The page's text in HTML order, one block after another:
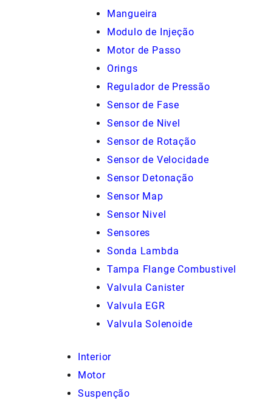
Mangueira
Modulo de Injeção
Motor de Passo
Orings
Regulador de Pressão
Sensor de Fase
Sensor de Nivel
Sensor de Rotação
Sensor de Velocidade
Sensor Detonação
Sensor Map
Sensor Nivel
Sensores
Sonda Lambda
Tampa Flange Combustivel
Valvula Canister
Valvula EGR
Valvula Solenoide
Interior
Motor
Suspenção